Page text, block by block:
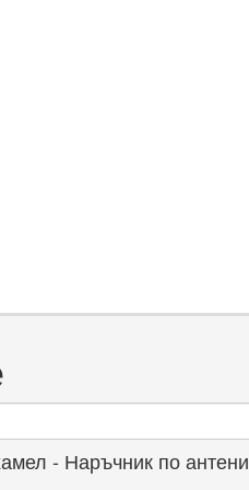
- Наръчник по антени